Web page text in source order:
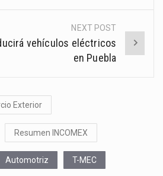
NEXT POST
vehículos eléctricos
en Puebla
Exterior
Resumen INCOMEX
Automotriz T-MEC